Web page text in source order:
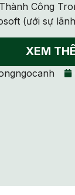
Công
(ưới sự
XEM